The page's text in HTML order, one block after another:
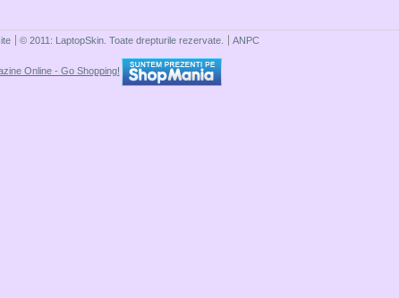
© 2011: LaptopSkin. Toate drepturile rezervate. ANPC